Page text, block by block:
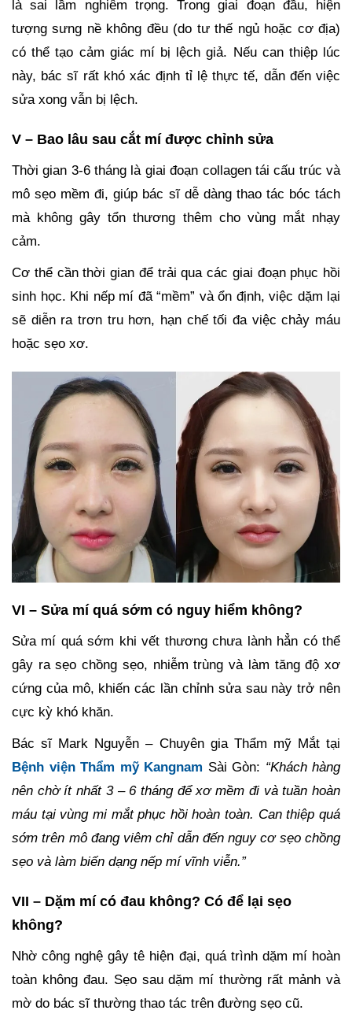
là sai lầm nghiêm trọng. Trong giai đoạn đầu, hiện
tượng sưng nề không đều (do tư thế ngủ hoặc cơ địa)
có thể tạo cảm giác mí bị lệch giả. Nếu can thiệp lúc
này, bác sĩ rất khó xác định tỉ lệ thực tế, dẫn đến việc
sửa xong vẫn bị lệch.
V – Bao lâu sau cắt mí được chỉnh sửa
Thời gian 3-6 tháng là giai đoạn collagen tái cấu trúc và
mô sẹo mềm đi, giúp bác sĩ dễ dàng thao tác bóc tách
mà không gây tổn thương thêm cho vùng mắt nhạy
cảm.
Cơ thể cần thời gian để trải qua các giai đoạn phục hồi
sinh học. Khi nếp mí đã “mềm” và ổn định, việc dặm lại
sẽ diễn ra trơn tru hơn, hạn chế tối đa việc chảy máu
hoặc sẹo xơ.
VI – Sửa mí quá sớm có nguy hiểm không?
Sửa mí quá sớm khi vết thương chưa lành hẳn có thể
gây ra sẹo chồng sẹo, nhiễm trùng và làm tăng độ xơ
cứng của mô, khiến các lần chỉnh sửa sau này trở nên
cực kỳ khó khăn.
Bác sĩ Mark Nguyễn – Chuyên gia Thẩm mỹ Mắt tại
Bệnh viện Thẩm mỹ Kangnam Sài Gòn: “Khách hàng
nên chờ ít nhất 3 – 6 tháng để xơ mềm đi và tuần hoàn
máu tại vùng mi mắt phục hồi hoàn toàn. Can thiệp quá
sớm trên mô đang viêm chỉ dẫn đến nguy cơ sẹo chồng
sẹo và làm biến dạng nếp mí vĩnh viễn.”
VII – Dặm mí có đau không? Có để lại sẹo
không?
Nhờ công nghệ gây tê hiện đại, quá trình dặm mí hoàn
toàn không đau. Sẹo sau dặm mí thường rất mảnh và
mờ do bác sĩ thường thao tác trên đường sẹo cũ.